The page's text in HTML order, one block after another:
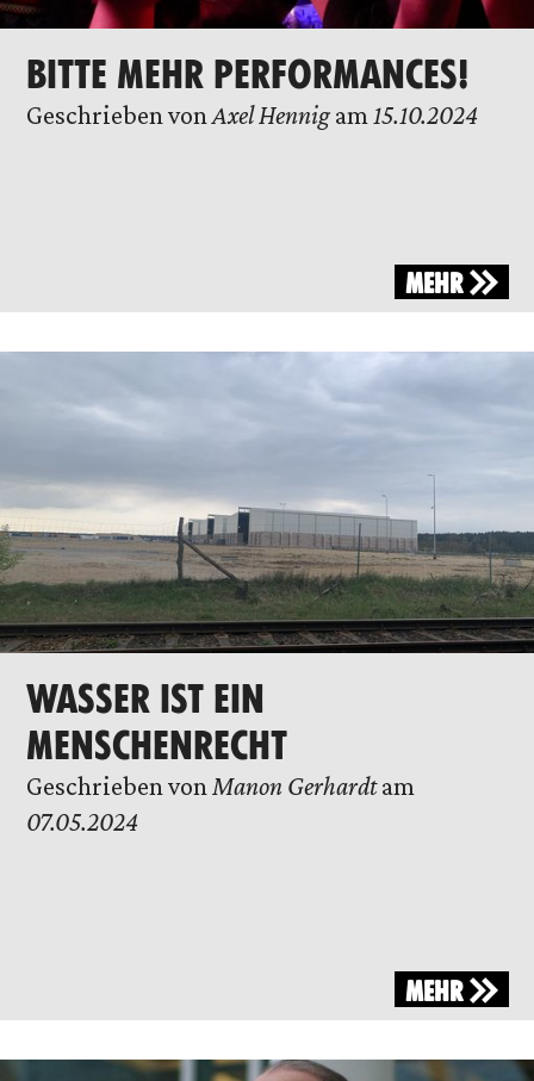
BITTE MEHR PERFORMANCES!
Geschrieben vonAxel Hennigam15.10.2024
MEHR
WASSER IST EIN
MENSCHENRECHT
Geschrieben vonManon Gerhardtam
07.05.2024
MEHR